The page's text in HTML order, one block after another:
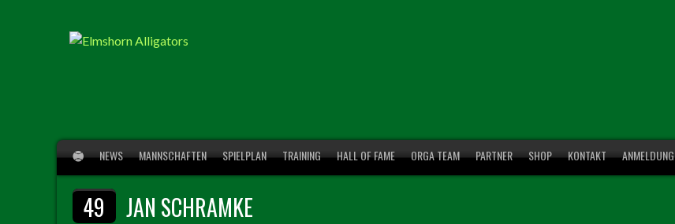
NEWS MANNSCHAFTEN SPIELPLAN TRAINING HALL OF FAME ORGA TEAM PARTNER SHOP KONTAKT ANMELDUNG
49 JAN SCHRAMKE